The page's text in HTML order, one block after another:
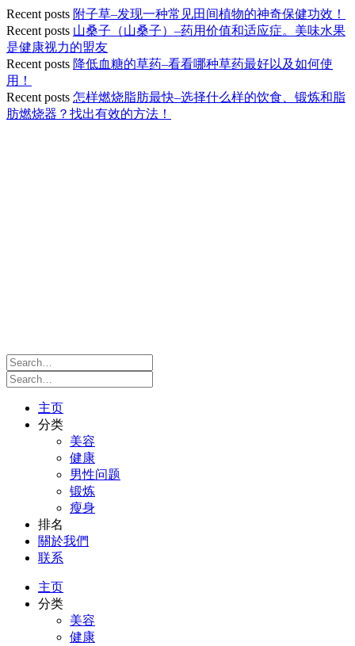
Recent posts 附子草–发现一种常见田间植物的神奇保健功效！
Recent posts 山桑子（山桑子）–药用价值和适应症。美味水果
是健康视力的盟友
Recent posts 降低血糖的草药–看看哪种草药最好以及如何使
用！
Recent posts 怎样燃烧脂肪最快–选择什么样的饮食、锻炼和脂
肪燃烧器？找出有效的方法！
主页
分类
美容
健康
男性问题
锻炼
瘦身
排名
關於我們
联系
主页
分类
美容
健康